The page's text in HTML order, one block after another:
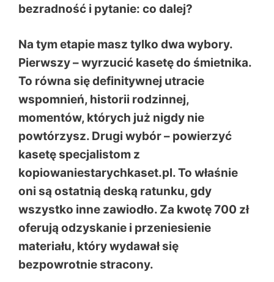
bezradność i pytanie: co dalej?
Na tym etapie masz tylko dwa wybory.
Pierwszy – wyrzucić kasetę do śmietnika.
To równa się definitywnej utracie
wspomnień, historii rodzinnej,
momentów, których już nigdy nie
powtórzysz. Drugi wybór – powierzyć
kasetę specjalistom z
kopiowaniestarychkaset.pl. To właśnie
oni są ostatnią deską ratunku, gdy
wszystko inne zawiodło. Za kwotę 700 zł
oferują odzyskanie i przeniesienie
materiału, który wydawał się
bezpowrotnie stracony.